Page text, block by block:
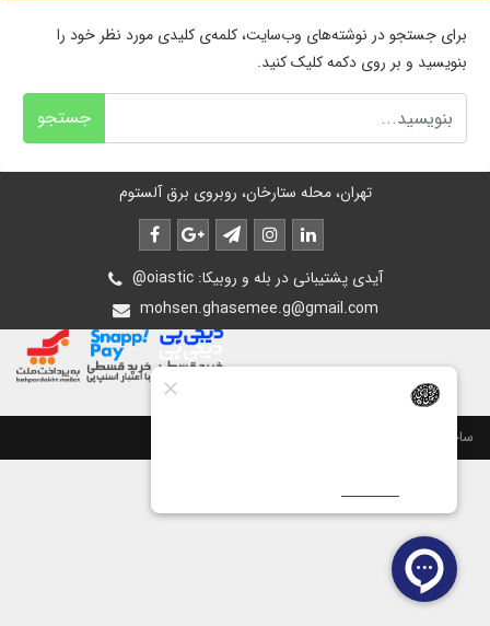
برای جستجو در نوشته‌های وب‌سایت، کلمه‌ی کلیدی مورد نظر خود را
بنویسید و بر روی دکمه کلیک کنید.
جستجو
تهران، محله ستارخان، روبروی برق آلستوم
@oiastic :آیدی پشتیبانی در بله و روبیکا
mohsen.ghasemee.g@gmail.com
ساخت سایت توسط